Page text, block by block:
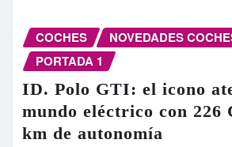
COCHES
NOVEDADES
PORTADA 1
ID. Polo GTI: el icono
mundo eléctrico con 226
km de autonomía